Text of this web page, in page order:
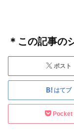
＊この記事の
ポスト
はてブ
Pocket